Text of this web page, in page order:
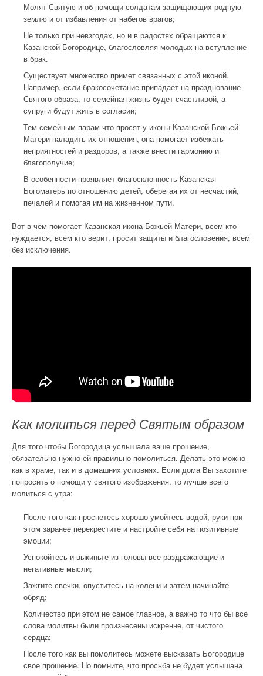
Молят Святую и об помощи солдатам защищающих родную
землю и от избавления от набегов врагов;
Не только при невзгодах, но и в радостях обращаются к
Казанской Богородице, благословляя молодых на вступление
в брак.
Существует множество примет связанных с этой иконой.
Например, если бракосочетание припадает на празднование
Святого образа, то семейная жизнь будет счастливой, а
супруги будут жить в согласии;
Тем семейным парам что просят у иконы Казанской Божьей
Матери наладить их отношения, она помогает избежать
неприятностей и раздоров, а также внести гармонию и
благополучие;
В особенности проявляет благосклонность Казанская
Богоматерь по отношению детей, оберегая их от несчастий,
печалей и помогая им на жизненном пути.
Вот в чём помогает Казанская икона Божьей Матери, всем кто
нуждается, всем кто верит, просит защиты и благословения, всем
без исключения.
Как молиться перед Святым образом
Для того чтобы Богородица услышала ваше прошение,
обязательно нужно ей правильно помолиться. Делать это можно
как в храме, так и в домашних условиях. Если дома Вы захотите
попросить о помощи у святого изображения, то лучше всего
молиться с утра:
После того как проснетесь хорошо умойтесь водой, руки при
этом заранее перекрестите и настройте себя на позитивные
эмоции;
Успокойтесь и выкиньте из головы все раздражающие и
негативные мысли;
Зажгите свечки, опуститесь на колени и затем начинайте
обряд;
Количество при этом не самое главное, а важно то что бы все
слова молитвы были произнесены искренне, от чистого
сердца;
После того как вы помолитесь можете высказать Богородице
свое прошение. Но помните, что просьба не будет услышана